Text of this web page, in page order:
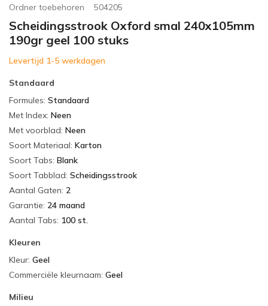
Ordner toebehoren 504205
Scheidingsstrook Oxford smal 240x105mm
190gr geel 100 stuks
Levertijd 1-5 werkdagen
Standaard
Formules: Standaard
Met Index: Neen
Met voorblad: Neen
Soort Materiaal: Karton
Soort Tabs: Blank
Soort Tabblad: Scheidingsstrook
Aantal Gaten: 2
Garantie: 24 maand
Aantal Tabs: 100 st.
Kleuren
Kleur: Geel
Commerciële kleurnaam: Geel
Milieu